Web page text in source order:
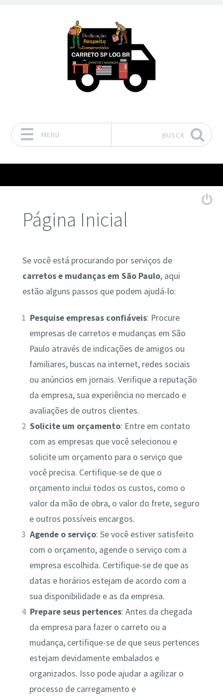
MENU BUSCA
Página Inicial
Se você está procurando por serviços de
carretos e mudanças em São Paulo, aqui
estão alguns passos que podem ajudá-lo:
Pesquise empresas confiáveis: Procure
empresas de carretos e mudanças em São
Paulo através de indicações de amigos ou
familiares, buscas na internet, redes sociais
ou anúncios em jornais. Verifique a reputação
da empresa, sua experiência no mercado e
avaliações de outros clientes.
Solicite um orçamento: Entre em contato
com as empresas que você selecionou e
solicite um orçamento para o serviço que
você precisa. Certifique-se de que o
orçamento inclui todos os custos, como o
valor da mão de obra, o valor do frete, seguro
e outros possíveis encargos.
Agende o serviço: Se você estiver satisfeito
com o orçamento, agende o serviço com a
empresa escolhida. Certifique-se de que as
datas e horários estejam de acordo com a
sua disponibilidade e as da empresa.
Prepare seus pertences: Antes da chegada
da empresa para fazer o carreto ou a
mudança, certifique-se de que seus pertences
estejam devidamente embalados e
organizados. Isso pode ajudar a agilizar o
processo de carregamento e